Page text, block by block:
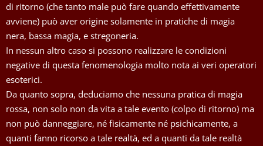
di ritorno (che tanto male può fare quando effettivamente
avviene) può aver origine solamente in pratiche di magia
nera, bassa magia, e stregoneria.
In nessun altro caso si possono realizzare le condizioni
negative di questa fenomenologia molto nota ai veri operatori
esoterici.
Da quanto sopra, deduciamo che nessuna pratica di magia
rossa, non solo non da vita a tale evento (colpo di ritorno) ma
non può danneggiare, né fisicamente né psichicamente, a
quanti fanno ricorso a tale realtà, ed a quanti da tale realtà